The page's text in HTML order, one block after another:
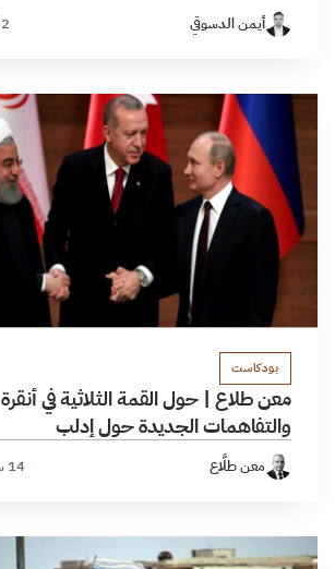
أيمن الدسوقي 2 أكتوبر 2019
بودكاست
معن طلاع | حول القمة الثلاثية في أنقرة
والتفاهمات الجديدة حول إدلب
معن طلَّاع 14 سبتمبر 2019